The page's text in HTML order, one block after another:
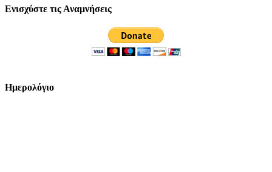
Ενισχύστε τις Αναμνήσεις
Ημερολόγιο